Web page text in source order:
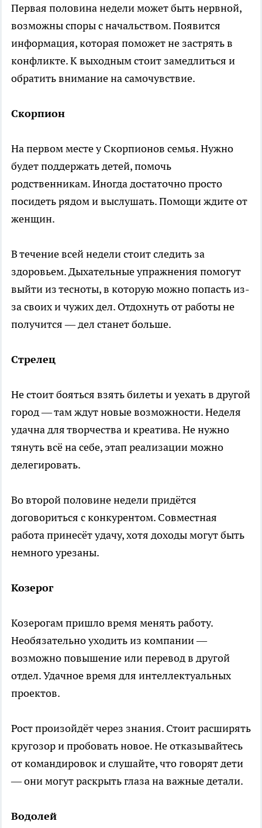
Первая половина недели может быть нервной,
возможны споры с начальством. Появится
информация, которая поможет не застрять в
конфликте. К выходным стоит замедлиться и
обратить внимание на самочувствие.
Скорпион
На первом месте у Скорпионов семья. Нужно
будет поддержать детей, помочь
родственникам. Иногда достаточно просто
посидеть рядом и выслушать. Помощи ждите от
женщин.
В течение всей недели стоит следить за
здоровьем. Дыхательные упражнения помогут
выйти из тесноты, в которую можно попасть из-
за своих и чужих дел. Отдохнуть от работы не
получится — дел станет больше.
Стрелец
Не стоит бояться взять билеты и уехать в другой
город — там ждут новые возможности. Неделя
удачна для творчества и креатива. Не нужно
тянуть всё на себе, этап реализации можно
делегировать.
Во второй половине недели придётся
договориться с конкурентом. Совместная
работа принесёт удачу, хотя доходы могут быть
немного урезаны.
Козерог
Козерогам пришло время менять работу.
Необязательно уходить из компании —
возможно повышение или перевод в другой
отдел. Удачное время для интеллектуальных
проектов.
Рост произойдёт через знания. Стоит расширять
кругозор и пробовать новое. Не отказывайтесь
от командировок и слушайте, что говорят дети
— они могут раскрыть глаза на важные детали.
Водолей